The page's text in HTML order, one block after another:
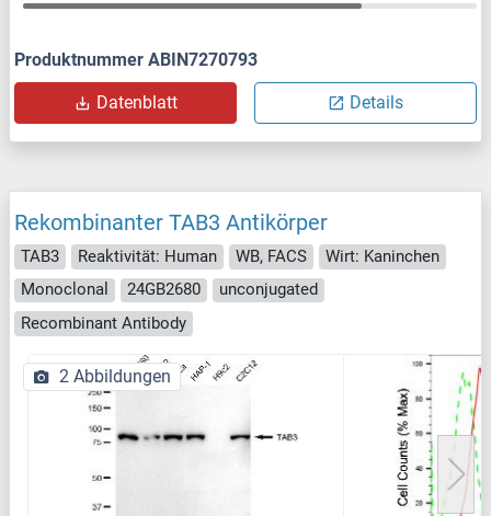
Produktnummer ABIN7270793
Datenblatt Details
Rekombinanter TAB3 Antikörper
TAB3 Reaktivität: Human WB, FACS
Wirt: Kaninchen
Monoclonal
24GB2680
unconjugated
Recombinant Antibody
2 Abbildungen